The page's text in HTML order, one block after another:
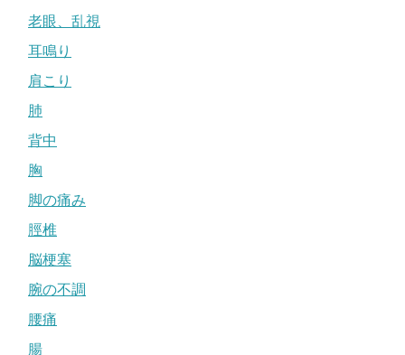
老眼、乱視
耳鳴り
肩こり
肺
背中
胸
脚の痛み
脛椎
脳梗塞
腕の不調
腰痛
腸